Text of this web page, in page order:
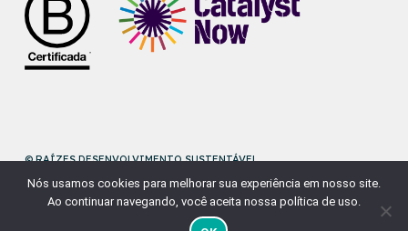
© RAÍZES DESENVOLVIMENTO SUSTENTÁVEL
DESENVOLVIDO PORNAÇÃODESIGN
Nós usamos cookies para melhorar sua experiência em nosso site.
Ao continuar navegando, você aceita nossa política de uso.